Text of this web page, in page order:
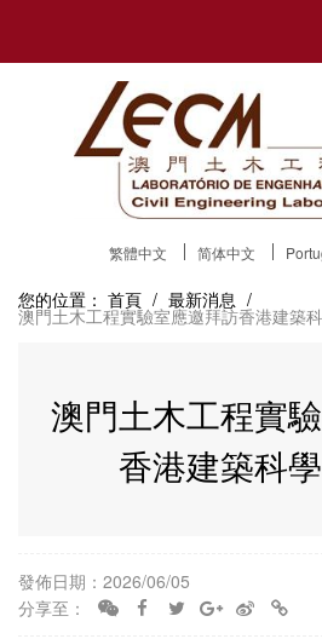
繁體中文 简体中文
您的位置： 首頁 / 最新消息 /
澳門土木工程實驗室應邀拜訪香港建築
澳門土木工程實
香港建築科
發佈日期：2026/06/05
分享至：